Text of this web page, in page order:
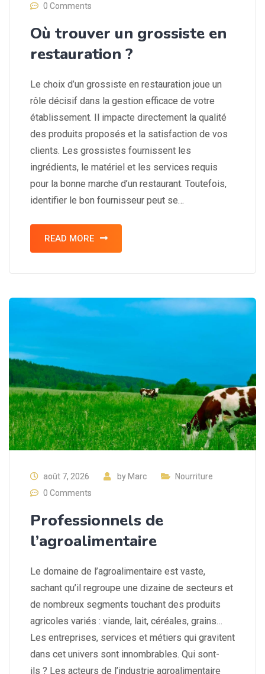
0 Comments
Où trouver un grossiste en
restauration ?
Le choix d’un grossiste en restauration joue un
rôle décisif dans la gestion efficace de votre
établissement. Il impacte directement la qualité
des produits proposés et la satisfaction de vos
clients. Les grossistes fournissent les
ingrédients, le matériel et les services requis
pour la bonne marche d’un restaurant. Toutefois,
identifier le bon fournisseur peut se…
READ MORE
août 7, 2026 by Marc
Nourriture
0 Comments
Professionnels de
l’agroalimentaire
Le domaine de l’agroalimentaire est vaste,
sachant qu’il regroupe une dizaine de secteurs et
de nombreux segments touchant des produits
agricoles variés : viande, lait, céréales, grains…
Les entreprises, services et métiers qui gravitent
dans cet univers sont innombrables. Qui sont-
ils ? Les acteurs de l’industrie agroalimentaire